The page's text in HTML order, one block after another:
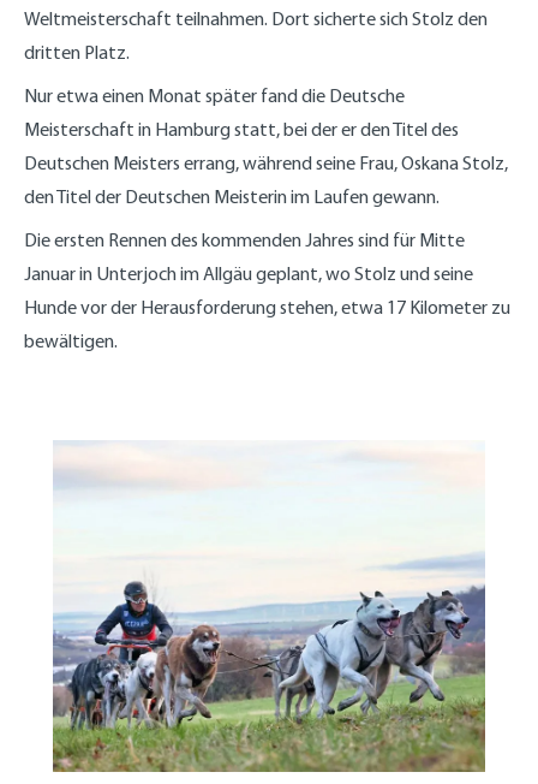
Weltmeisterschaft teilnahmen. Dort sicherte sich Stolz den
dritten Platz.
Nur etwa einen Monat später fand die Deutsche
Meisterschaft in Hamburg statt, bei der er den Titel des
Deutschen Meisters errang, während seine Frau, Oskana Stolz,
den Titel der Deutschen Meisterin im Laufen gewann.
Die ersten Rennen des kommenden Jahres sind für Mitte
Januar in Unterjoch im Allgäu geplant, wo Stolz und seine
Hunde vor der Herausforderung stehen, etwa 17 Kilometer zu
bewältigen.